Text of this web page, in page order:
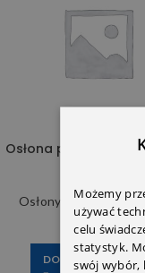
Osłona pod
Osłony dolne i górne
sk.biegów
140,00zł
DODAJ DO
Możemy
używać
celu
statystyk.
swój wybór,